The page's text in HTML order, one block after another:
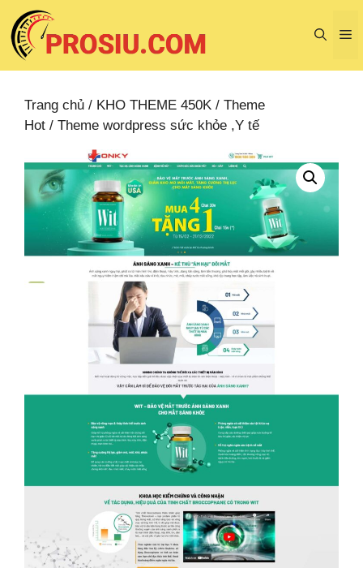
Chuyển
đến
nội
dung
Trang chủ / KHO THEME 450K / Theme
Hot / Theme wordpress sức khỏe ,Y tế